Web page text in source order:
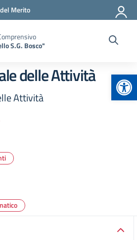
Merito
S.G. Bosco"
delle Attività
Attività